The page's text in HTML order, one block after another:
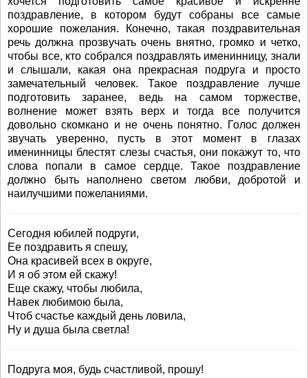
поздравление, в котором будут собраны все самые
хорошие пожелания. Конечно, такая поздравительная
речь должна прозвучать очень внятно, громко и четко,
чтобы все, кто собрался поздравлять именинницу, знали
и слышали, какая она прекрасная подруга и просто
замечательный человек. Такое поздравление лучше
подготовить заранее, ведь на самом торжестве,
волнение может взять верх и тогда все получится
довольно скомкано и не очень понятно. Голос должен
звучать уверенно, пусть в этот момент в глазах
именинницы блестят слезы счастья, они покажут то, что
слова попали в самое сердце. Такое поздравление
должно быть наполнено светом любви, добротой и
наилучшими пожеланиями.
Сегодня юбилей подруги,
Ее поздравить я спешу,
Она красивей всех в округе,
И я об этом ей скажу!
Еще скажу, чтобы любила,
Навек любимою была,
Чтоб счастье каждый день ловила,
Ну и душа была светла!
Подруга моя, будь счастливой, прошу!